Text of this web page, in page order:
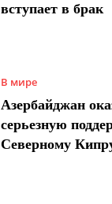
вступает в брак
В мире
Азербайджан
серьезную
Северному